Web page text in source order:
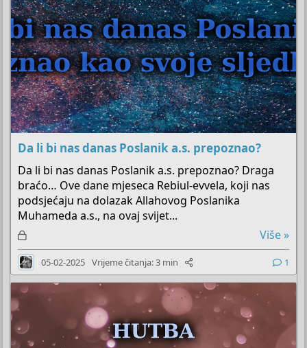
Da li bi nas danas Poslanik a.s. prepoznao?
Da li bi nas danas Poslanik a.s. prepoznao? Draga
braćo… Ove dane mjeseca Rebiul-evvela, koji nas
podsjećaju na dolazak Allahovog Poslanika
Muhameda a.s., na ovaj svijet...
Z
a
k
l
j
č
a
Više »
05-02-2025 Vrijeme čitanja: 3 min 1